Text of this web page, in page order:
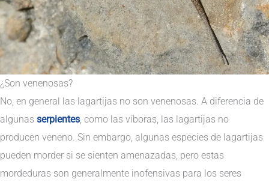
¿Son venenosas?
No, en general las lagartijas no son venenosas. A diferencia de
algunas serpientes, como las víboras, las lagartijas no
producen veneno. Sin embargo, algunas especies de lagartijas
pueden morder si se sienten amenazadas, pero estas
mordeduras son generalmente inofensivas para los seres